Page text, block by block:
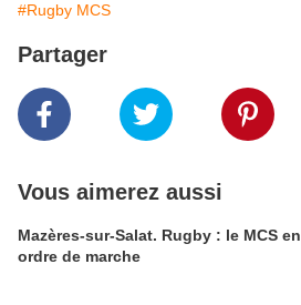
#Rugby MCS
Partager
Vous aimerez aussi
Mazères-sur-Salat. Rugby : le MCS en
ordre de marche